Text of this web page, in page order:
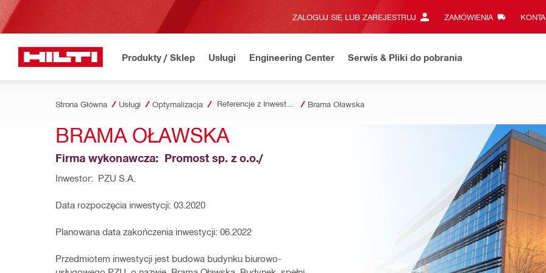
ZALOGUJ SIĘ LUB ZAREJESTRUJ ZAMÓWIENIA
Produkty / Sklep Usługi Engineering Center Serwis & Pliki do pobrania
Strona Główna Usługi Optymalizacja Brama Oławska
BRAMA OŁAWSKA
Firma wykonawcza:  Promost sp. z o.o./
Inwestor:  PZU S.A.
Data rozpoczęcia inwestycji: 03.2020
Planowana data zakończenia inwestycji: 06.2022
Przedmiotem inwestycji jest budowa budynku biurowo-